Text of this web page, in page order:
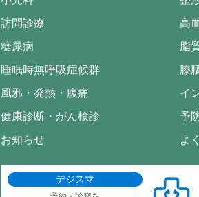
訪問診療
高
糖尿病
脂
睡眠時無呼吸症候群
膝
風邪・発熱・腹痛
イ
健康診断・がん検診
予
お知らせ
よ
デジスマ